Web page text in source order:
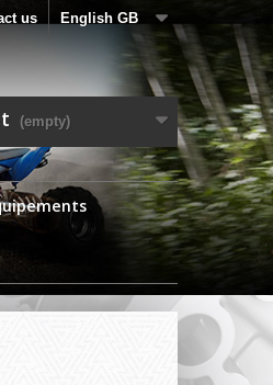
English GB
us
(empty)